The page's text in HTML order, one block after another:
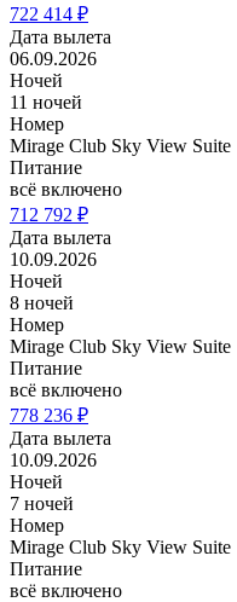
722 414 ₽
Дата вылета
06.09.2026
Ночей
11 ночей
Номер
Mirage Club Sky View Suite
Питание
всё включено
712 792 ₽
Дата вылета
10.09.2026
Ночей
8 ночей
Номер
Mirage Club Sky View Suite
Питание
всё включено
778 236 ₽
Дата вылета
10.09.2026
Ночей
7 ночей
Номер
Mirage Club Sky View Suite
Питание
всё включено